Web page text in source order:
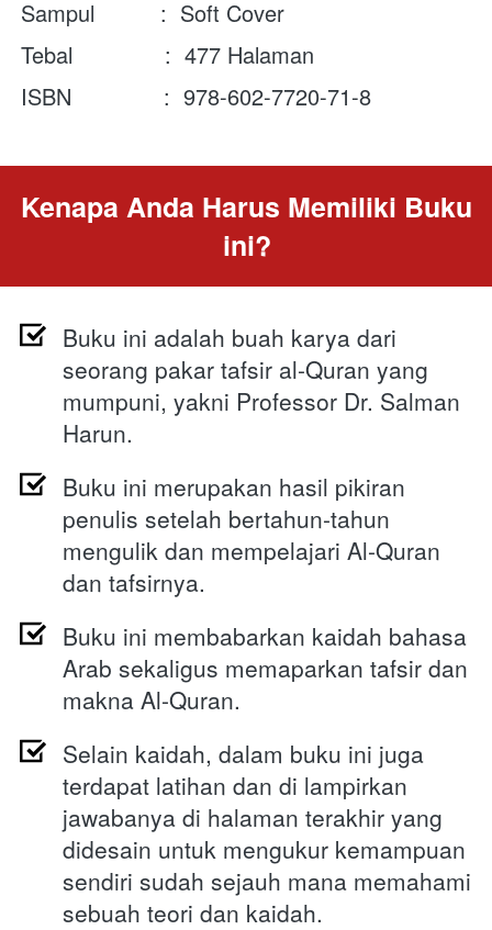
Sampul          :  Soft Cover
Tebal              :  477 Halaman
ISBN              :  978-602-7720-71-8
Kenapa Anda Harus Memiliki Buku
ini?
Buku ini adalah buah karya dari
seorang pakar tafsir al-Quran yang
mumpuni, yakni Professor Dr. Salman
Harun.
Buku ini merupakan hasil pikiran
penulis setelah bertahun-tahun
mengulik dan mempelajari Al-Quran
dan tafsirnya.
Buku ini membabarkan kaidah bahasa
Arab sekaligus memaparkan tafsir dan
makna Al-Quran.
Selain kaidah, dalam buku ini juga
terdapat latihan dan di lampirkan
jawabanya di halaman terakhir yang
didesain untuk mengukur kemampuan
sendiri sudah sejauh mana memahami
sebuah teori dan kaidah.